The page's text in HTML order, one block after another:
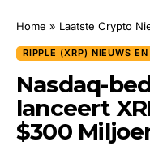
Home » Laatste Crypto
RIPPLE (XRP) NIEUWS
Nasdaq-
lanceert
$300